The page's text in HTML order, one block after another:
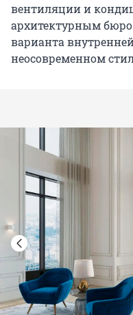
вентиляции и
архитектурным
варианта
неосовременном